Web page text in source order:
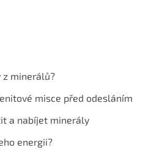
z minerálů?
misce před odesláním
a nabíjet minerály
energii?